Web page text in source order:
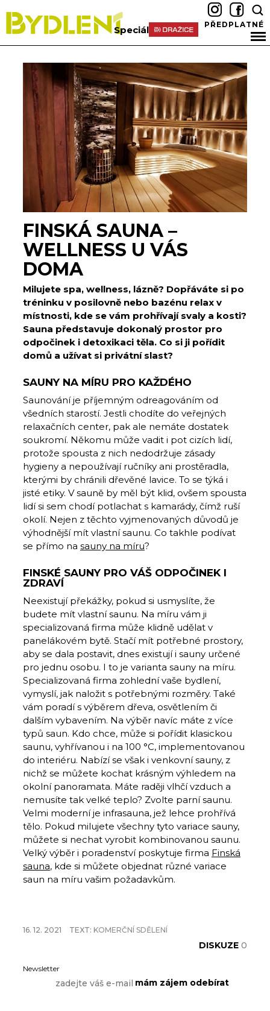
Speciál PŘEDPLATNÉ
FINSKÁ SAUNA –
WELLNESS U VÁS
DOMA
Milujete spa, wellness, lázně? Dopřáváte si po
tréninku v posilovně nebo bazénu relax v
místnosti, kde se vám prohřívají svaly a kosti?
Sauna představuje dokonalý prostor pro
odpočinek i detoxikaci těla. Co si ji pořídit
domů a užívat si privátní slast?
SAUNY NA MÍRU PRO KAŽDÉHO
Saunování je příjemným odreagováním od
všedních starostí. Jestli chodíte do veřejných
relaxačních center, pak ale nemáte dostatek
soukromí. Někomu může vadit i pot cizích lidí,
protože spousta z nich nedodržuje zásady
hygieny a nepoužívají ručníky ani prostěradla,
kterými by chránili dřevěné lavice. To se týká i
jisté etiky. V sauně by měl být klid, ovšem spousta
lidí si sem chodí potlachat s kamarády, čímž ruší
okolí. Nejen z těchto vyjmenovaných důvodů je
výhodnější mít vlastní saunu. Co takhle podívat
se přímo na sauny na míru?
FINSKÉ SAUNY PRO VÁŠ ODPOČINEK I
ZDRAVÍ
Neexistují překážky, pokud si usmyslíte, že
budete mít vlastní saunu. Na míru vám ji
specializovaná firma může klidně udělat v
panelákovém bytě. Stačí mít potřebné prostory,
aby se dala postavit, dnes existují i sauny určené
pro jednu osobu. I to je varianta sauny na míru.
Specializovaná firma zohlední vaše bydlení,
vymyslí, jak naložit s potřebnými rozměry. Také
vám poradí s výběrem dřeva, osvětlením či
dalším vybavením. Na výběr navíc máte z více
typů saun. Kdo chce, může si pořídit klasickou
saunu, vyhřívanou i na 100 °C, implementovanou
do interiéru. Nabízí se však i venkovní sauny, z
nichž se můžete kochat krásným výhledem na
okolní panoramata. Máte raději vlhčí vzduch a
nemusíte tak velké teplo? Zvolte parní saunu.
Velmi moderní je infrasauna, jež lehce prohřívá
tělo. Pokud milujete všechny tyto variace sauny,
můžete si nechat vyrobit kombinovanou saunu.
Velký výběr i poradenství poskytuje firma Finská
sauna, kde si můžete objednat různé variace
saun na míru vašim požadavkům.
16. 12. 2021 TEXT: KOMERČNÍ SDĚLENÍ
DISKUZE 0
Newsletter